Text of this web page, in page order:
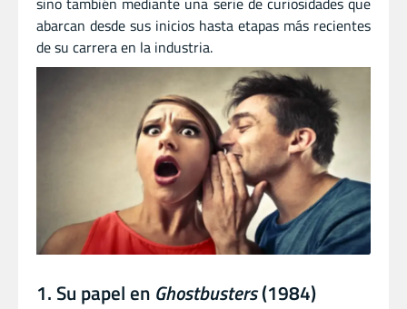
abarcan desde sus inicios hasta etapas más recientes
de su carrera en la industria.
1. Su papel en Ghostbusters(1984)